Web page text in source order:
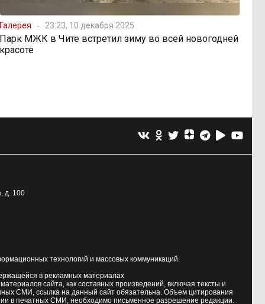
Галерея 23:23, 10 декабря 2025
Парк МЖК в Чите встретил зиму во всей новогодней
красоте
д. 100
технологий и массовых коммуникаций.
в рекламных материалах
сайта, как составных произведений, включая тексты и
СМИ, ссылка на данный сайт обязательна. Объем цитирования
в печатных СМИ, необходимо письменное разрешение редакции.